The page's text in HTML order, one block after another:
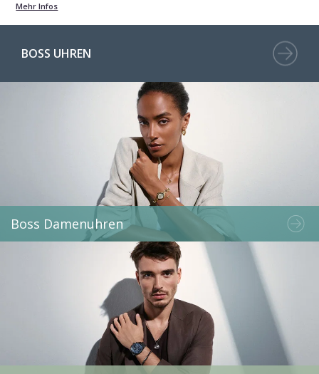
Mehr Infos
BOSS UHREN
Boss Damenuhren